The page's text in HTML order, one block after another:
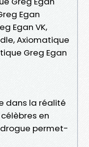
Egan
Egan VK,
Axiomatique
Greg Egan
dans la réalité
en
permet-